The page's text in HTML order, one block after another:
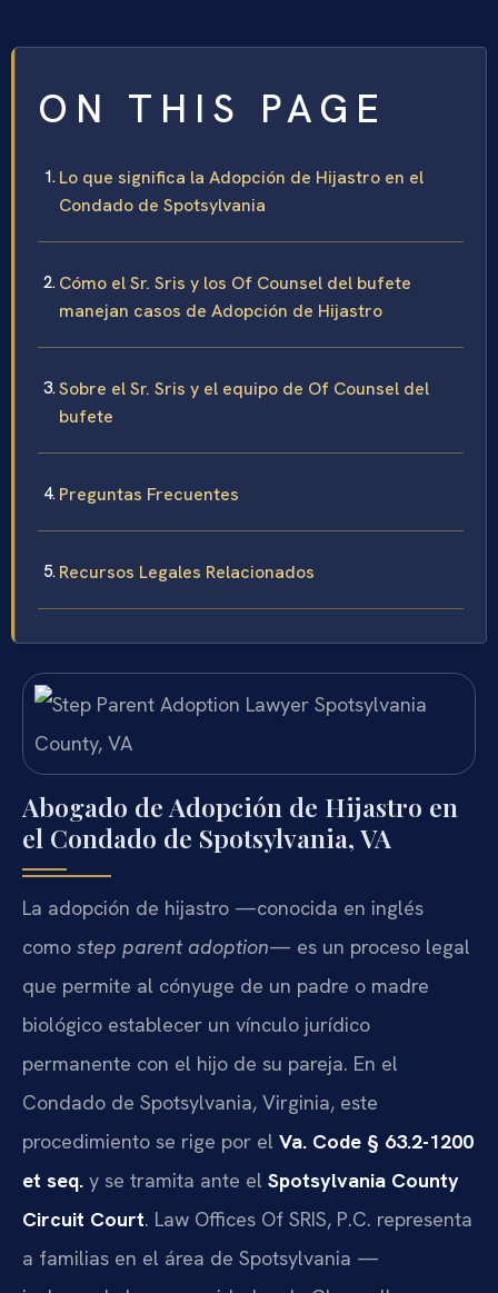
ON THIS PAGE
Lo que significa la Adopción de Hijastro en el
Condado de Spotsylvania
Cómo el Sr. Sris y los Of Counsel del bufete
manejan casos de Adopción de Hijastro
Sobre el Sr. Sris y el equipo de Of Counsel del
bufete
Preguntas Frecuentes
Recursos Legales Relacionados
Abogado de Adopción de Hijastro en
el Condado de Spotsylvania, VA
La adopción de hijastro —conocida en inglés
como step parent adoption— es un proceso legal
que permite al cónyuge de un padre o madre
biológico establecer un vínculo jurídico
permanente con el hijo de su pareja. En el
Condado de Spotsylvania, Virginia, este
procedimiento se rige por el Va. Code § 63.2-1200
et seq. y se tramita ante el Spotsylvania County
Circuit Court. Law Offices Of SRIS, P.C. representa
a familias en el área de Spotsylvania —